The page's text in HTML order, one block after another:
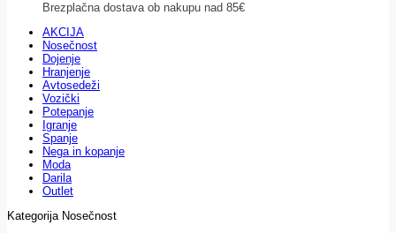
Brezplačna dostava ob nakupu nad 85€
AKCIJA
Nosečnost
Dojenje
Hranjenje
Avtosedeži
Vozički
Potepanje
Igranje
Spanje
Nega in kopanje
Moda
Darila
Outlet
Kategorija Nosečnost